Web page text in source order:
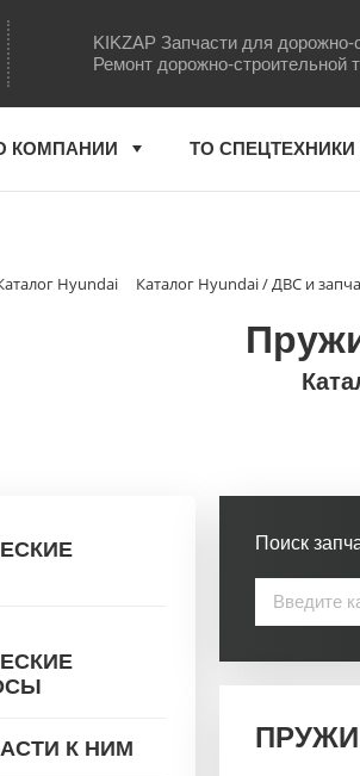
KIKZAP Запчасти для дорожно-
Ремонт дорожно-строительной
КОМПАНИИ ТО СПЕЦТЕХНИКИ
Hyundai Каталог Hyundai / ДВС и
К НИМ
Поиск